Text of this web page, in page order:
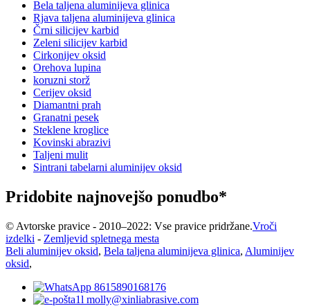
Bela taljena aluminijeva glinica
Rjava taljena aluminijeva glinica
Črni silicijev karbid
Zeleni silicijev karbid
Cirkonijev oksid
Orehova lupina
koruzni storž
Cerijev oksid
Diamantni prah
Granatni pesek
Steklene kroglice
Kovinski abrazivi
Taljeni mulit
Sintrani tabelarni aluminijev oksid
Pridobite najnovejšo ponudbo*
© Avtorske pravice - 2010–2022: Vse pravice pridržane.Vroči
izdelki - Zemljevid spletnega mesta
Beli aluminijev oksid, Bela taljena aluminijeva glinica, Aluminijev
oksid,
8615890168176
molly@xinliabrasive.com